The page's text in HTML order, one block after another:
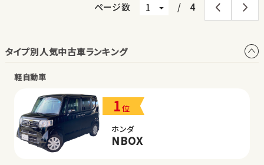
ページ数 / 4
タイプ別人気中古車ランキング
軽自動車
1位
ホンダ
NBOX